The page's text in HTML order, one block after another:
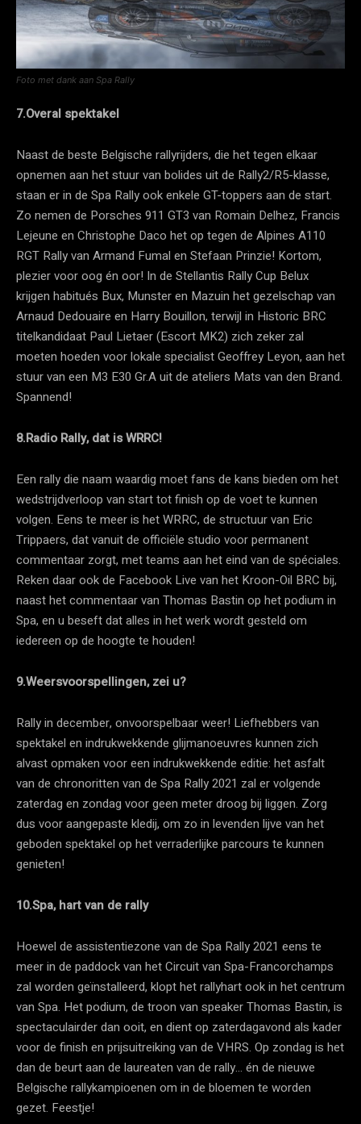
Foto met dank aan Spa Rally
7.Overal spektakel
Naast de beste Belgische rallyrijders, die het tegen elkaar
opnemen aan het stuur van bolides uit de Rally2/R5-klasse,
staan er in de Spa Rally ook enkele GT-toppers aan de start.
Zo nemen de Porsches 911 GT3 van Romain Delhez, Francis
Lejeune en Christophe Daco het op tegen de Alpines A110
RGT Rally van Armand Fumal en Stefaan Prinzie! Kortom,
plezier voor oog én oor! In de Stellantis Rally Cup Belux
krijgen habitués Bux, Munster en Mazuin het gezelschap van
Arnaud Dedouaire en Harry Bouillon, terwijl in Historic BRC
titelkandidaat Paul Lietaer (Escort MK2) zich zeker zal
moeten hoeden voor lokale specialist Geoffrey Leyon, aan het
stuur van een M3 E30 Gr.A uit de ateliers Mats van den Brand.
Spannend!
8.Radio Rally, dat is WRRC!
Een rally die naam waardig moet fans de kans bieden om het
wedstrijdverloop van start tot finish op de voet te kunnen
volgen. Eens te meer is het WRRC, de structuur van Eric
Trippaers, dat vanuit de officiële studio voor permanent
commentaar zorgt, met teams aan het eind van de spéciales.
Reken daar ook de Facebook Live van het Kroon-Oil BRC bij,
naast het commentaar van Thomas Bastin op het podium in
Spa, en u beseft dat alles in het werk wordt gesteld om
iedereen op de hoogte te houden!
9.Weersvoorspellingen, zei u?
Rally in december, onvoorspelbaar weer! Liefhebbers van
spektakel en indrukwekkende glijmanoeuvres kunnen zich
alvast opmaken voor een indrukwekkende editie: het asfalt
van de chronoritten van de Spa Rally 2021 zal er volgende
zaterdag en zondag voor geen meter droog bij liggen. Zorg
dus voor aangepaste kledij, om zo in levenden lijve van het
geboden spektakel op het verraderlijke parcours te kunnen
genieten!
10.Spa, hart van de rally
Hoewel de assistentiezone van de Spa Rally 2021 eens te
meer in de paddock van het Circuit van Spa-Francorchamps
zal worden geïnstalleerd, klopt het rallyhart ook in het centrum
van Spa. Het podium, de troon van speaker Thomas Bastin, is
spectaculairder dan ooit, en dient op zaterdagavond als kader
voor de finish en prijsuitreiking van de VHRS. Op zondag is het
dan de beurt aan de laureaten van de rally… én de nieuwe
Belgische rallykampioenen om in de bloemen te worden
gezet. Feestje!